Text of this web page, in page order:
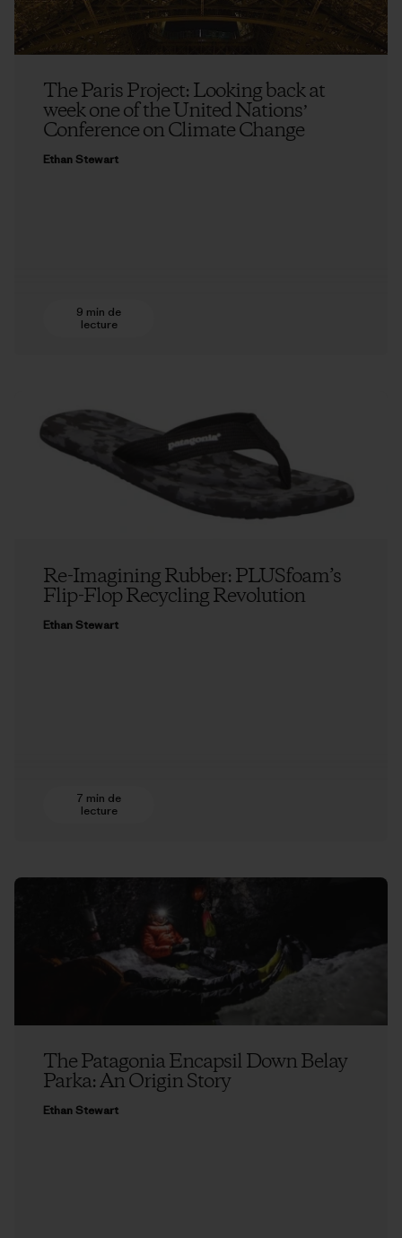
The Paris Project: Looking back at
week one of the United Nationsʼ
Conference on Climate Change
Ethan Stewart
9 min de
lecture
Re-Imagining Rubber: PLUSfoam’s
Flip-Flop Recycling Revolution
Ethan Stewart
7 min de
lecture
The Patagonia Encapsil Down Belay
Parka: An Origin Story
Ethan Stewart